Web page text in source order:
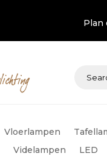
Plan
Vloerlampen
Videlampen LED